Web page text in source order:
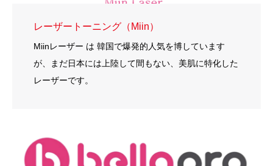
レーザートーニング（Miin）
Miinレーザー は 韓国で爆発的人気を博しています
が、まだ日本には上陸して間もない、美肌に特化した
レーザーです。